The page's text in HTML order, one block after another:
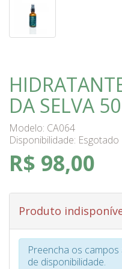
DA SELVA
Modelo: CA064
Disponibilidade: Esgotado
R$ 98,00
Produto
Preencha os
de disponibilidade.